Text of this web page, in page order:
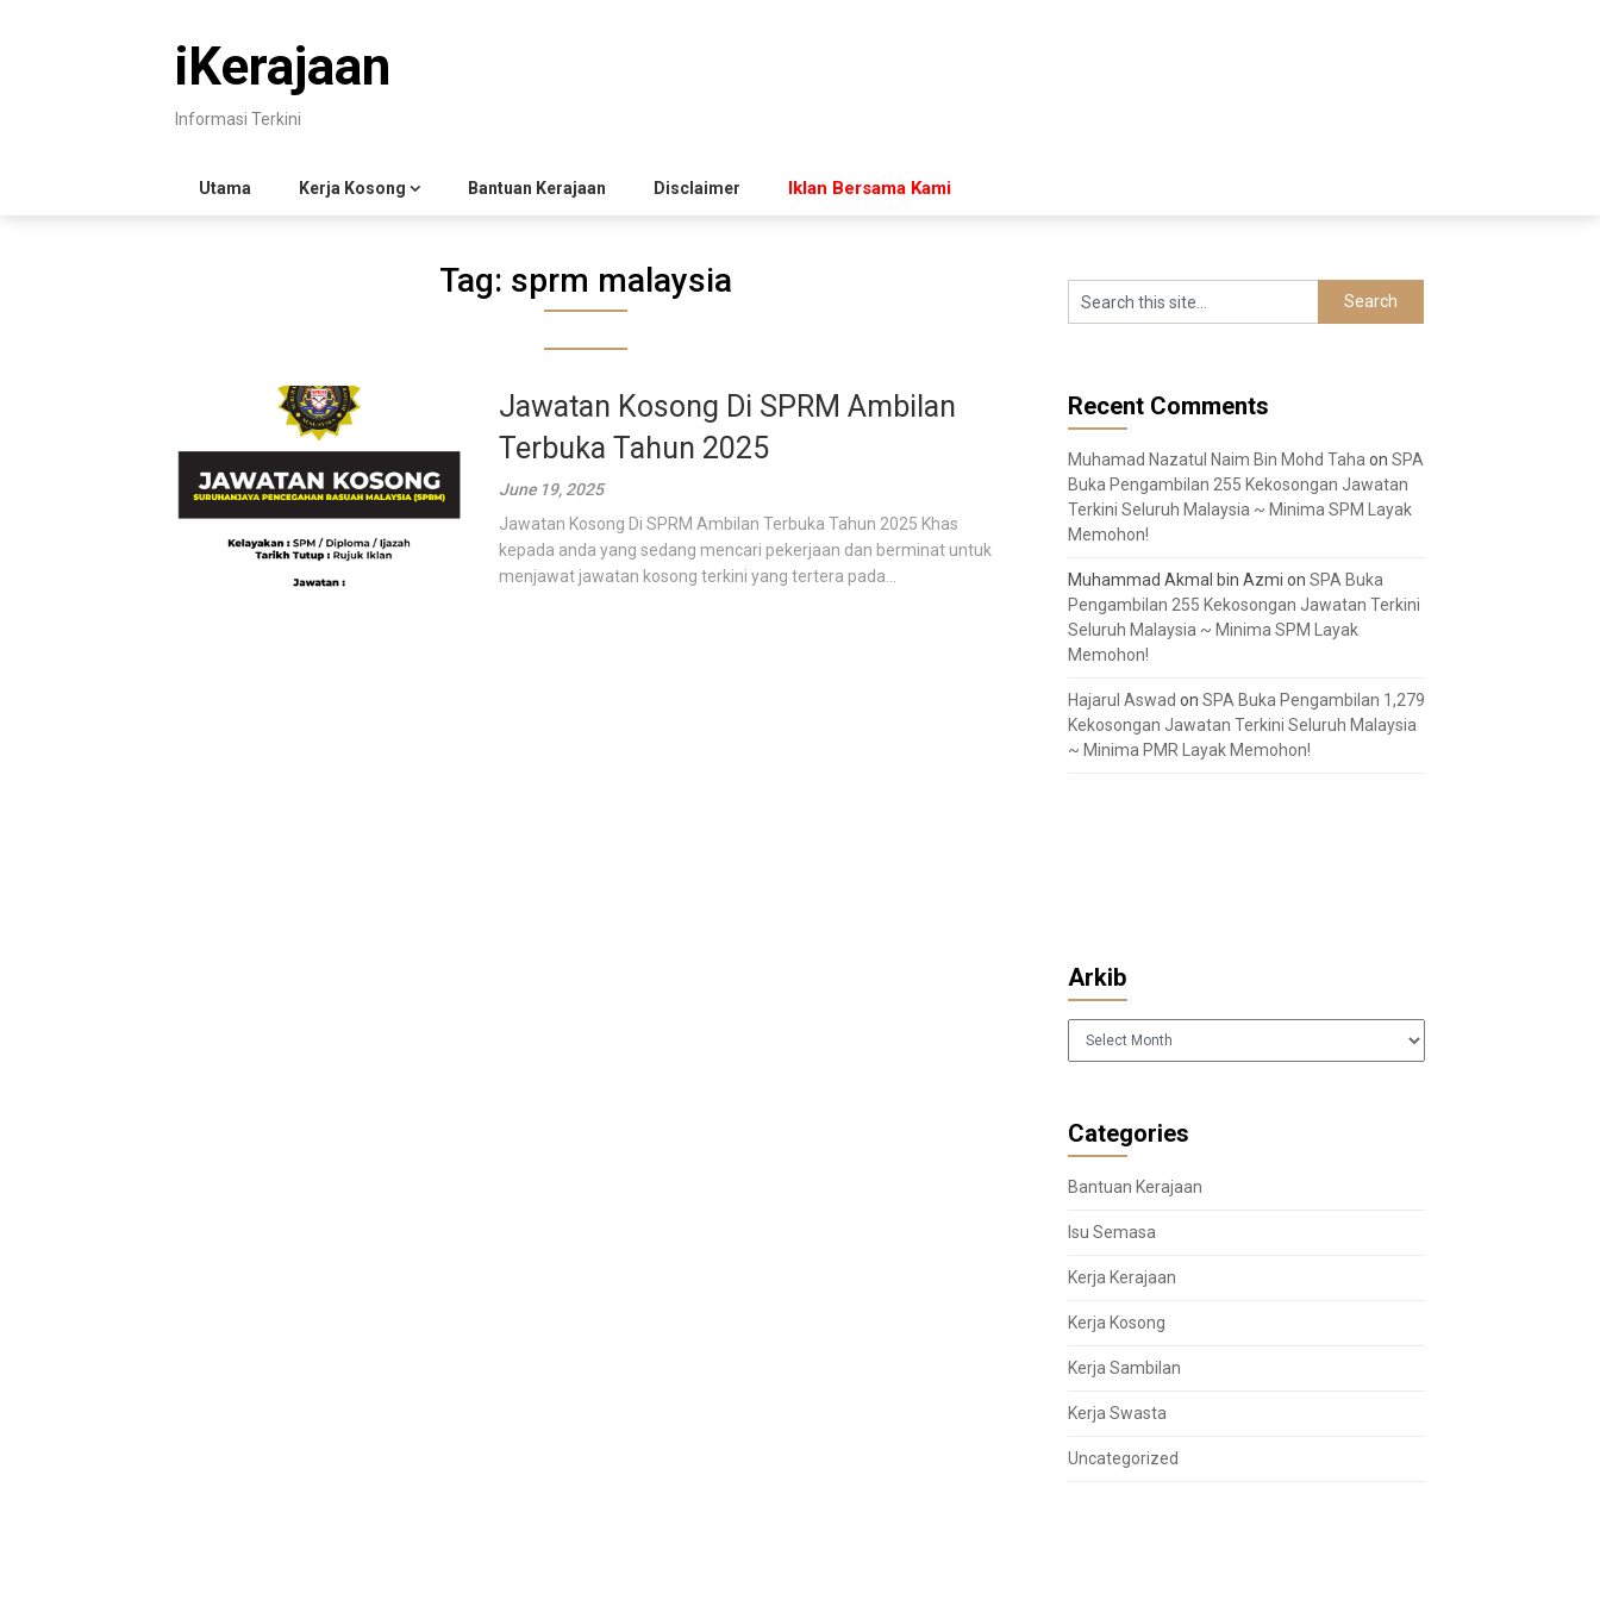
iKerajaan
Informasi Terkini
Utama Kerja Kosong Bantuan Kerajaan Disclaimer Iklan Bersama Kami
Tag: sprm malaysia
Jawatan Kosong Di SPRM Ambilan
Terbuka Tahun 2025
June 19, 2025
Jawatan Kosong Di SPRM Ambilan Terbuka Tahun 2025 Khas
kepada anda yang sedang mencari pekerjaan dan berminat untuk
menjawat jawatan kosong terkini yang tertera pada...
Recent Comments
Muhamad Nazatul Naim Bin Mohd Taha on SPA
Buka Pengambilan 255 Kekosongan Jawatan
Terkini Seluruh Malaysia ~ Minima SPM Layak
Memohon!
Muhammad Akmal bin Azmi on SPA Buka
Pengambilan 255 Kekosongan Jawatan Terkini
Seluruh Malaysia ~ Minima SPM Layak
Memohon!
Hajarul Aswad on SPA Buka Pengambilan 1,279
Kekosongan Jawatan Terkini Seluruh Malaysia
~ Minima PMR Layak Memohon!
Arkib
Arkib
Categories
Bantuan Kerajaan
Isu Semasa
Kerja Kerajaan
Kerja Kosong
Kerja Sambilan
Kerja Swasta
Uncategorized